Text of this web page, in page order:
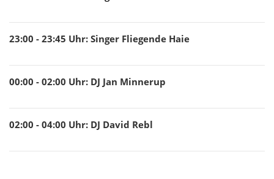
23:00 - 23:45 Uhr: Singer Fliegende Haie
00:00 - 02:00 Uhr: DJ Jan Minnerup
02:00 - 04:00 Uhr: DJ David Rebl